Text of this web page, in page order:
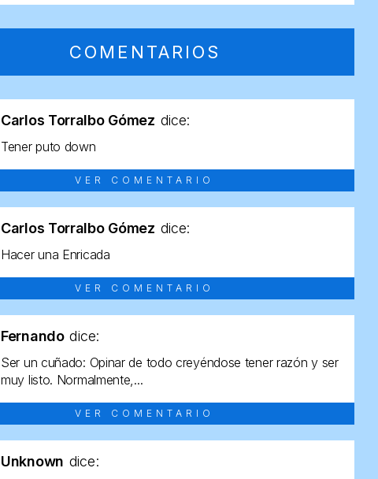
COMENTARIOS
Carlos Torralbo Gómez dice:
Tener puto down
VER COMENTARIO
Carlos Torralbo Gómez dice:
Hacer una Enricada
VER COMENTARIO
Fernando dice:
Ser un cuñado: Opinar de todo creyéndose tener razón y ser
muy listo. Normalmente,...
VER COMENTARIO
Unknown dice: